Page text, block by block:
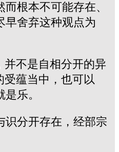
根本不可能存在、
早舍弃这种观点为
不是自相分开的异
受蕴当中，也可以
乐。
识分开存在，经部宗